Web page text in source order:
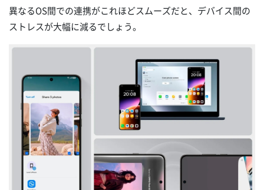
異なるOS間での連携がこれほどスムーズだと、デバイス間の
ストレスが大幅に減るでしょう。